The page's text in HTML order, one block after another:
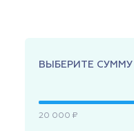
ВЫБЕРИТЕ СУММУ
20 000 ₽